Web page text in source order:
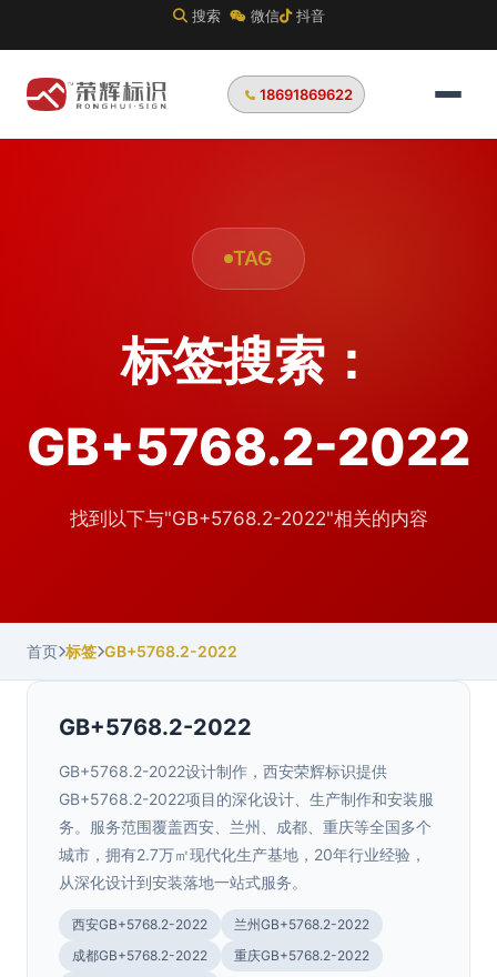
搜索 微信 抖音
18691869622
TAG
标签搜索：
GB+5768.2-2022
找到以下与"GB+5768.2-2022"相关的内容
首页 标签 GB+5768.2-2022
GB+5768.2-2022
GB+5768.2-2022设计制作，西安荣辉标识提供
GB+5768.2-2022项目的深化设计、生产制作和安装服
务。服务范围覆盖西安、兰州、成都、重庆等全国多个
城市，拥有2.7万㎡现代化生产基地，20年行业经验，
从深化设计到安装落地一站式服务。
西安GB+5768.2-2022
兰州GB+5768.2-2022
成都GB+5768.2-2022
重庆GB+5768.2-2022